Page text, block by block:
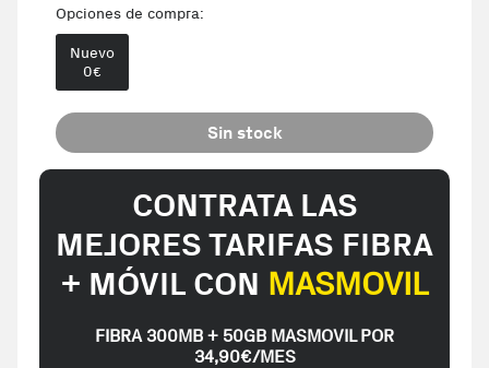
Opciones de compra:
Nuevo
0€
Sin stock
CONTRATA LAS
MEJORES TARIFAS FIBRA
+ MÓVIL CON MASMOVIL
FIBRA 300MB + 50GB MASMOVIL POR
34,90€/MES